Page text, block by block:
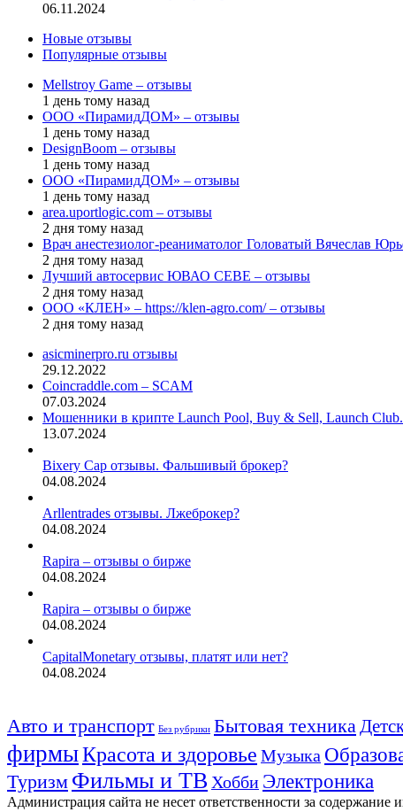
06.11.2024
Новые отзывы
Популярные отзывы
Mellstroy Game – отзывы
1 день тому назад
ООО «ПирамидДОМ» – отзывы
1 день тому назад
DesignBoom – отзывы
1 день тому назад
ООО «ПирамидДОМ» – отзывы
1 день тому назад
area.uportlogic.com – отзывы
2 дня тому назад
Врач анестезиолог-реаниматолог Головатый Вячеслав
2 дня тому назад
Лучший автосервис ЮВАО CEBE – отзывы
2 дня тому назад
ООО «КЛЕН» – https://klen-agro.com/ – отзывы
2 дня тому назад
asicminerpro.ru отзывы
29.12.2022
Coincraddle.com – SCAM
07.03.2024
Мошенники в крипте Launch Pool, Buy & Sell, Launch
13.07.2024
Bixery Cap отзывы. Фальшивый брокер?
04.08.2024
Arllentrades отзывы. Лжеброкер?
04.08.2024
Rapira – отзывы о бирже
04.08.2024
Rapira – отзывы о бирже
04.08.2024
CapitalMonetary отзывы, платят или нет?
04.08.2024
Авто и транспорт Без рубрики Бытовая техника
фирмыКрасота и здоровье Музыка
Туризм Фильмы и ТВ Хобби Электроника
Администрация сайта не несет ответственности за